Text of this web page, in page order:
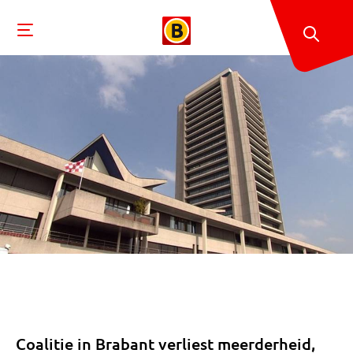
Coalitie in Brabant verliest meerderheid,